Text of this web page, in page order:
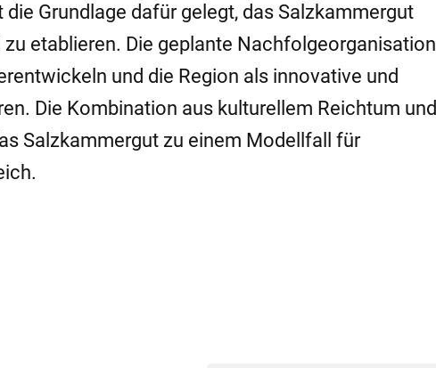
Grundlage dafür gelegt, das Salzkammergut
etablieren. Die geplante Nachfolgeorganisation
und die Region als innovative und
Die Kombination aus kulturellem Reichtum und
Salzkammergut zu einem Modellfall für